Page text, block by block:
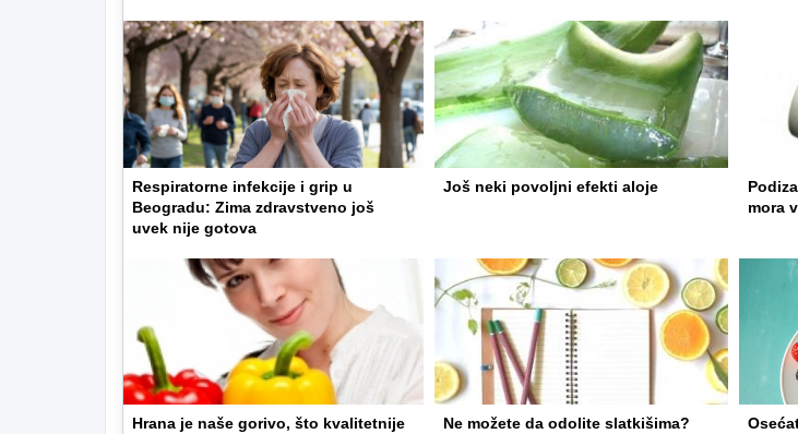
Respiratorne infekcije i grip u
Beogradu: Zima zdravstveno još
uvek nije gotova
Još neki povoljni efekti aloje
mora
Hrana je naše gorivo, što kvalitetnije
Ne možete da odolite slatkišima?